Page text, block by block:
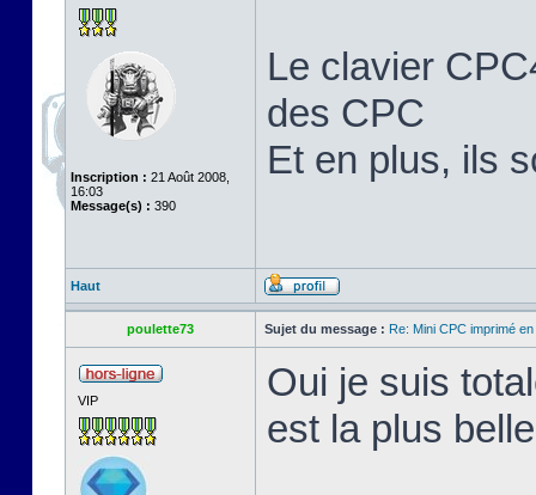
Inscription : 21 Août 2008,
16:03
Message(s) : 390
Le clavier
des CPC
Et en plus, ils
Haut
poulette73 Sujet du message : Re: Mini CPC imprimé
VIP
Oui je suis
est la plus